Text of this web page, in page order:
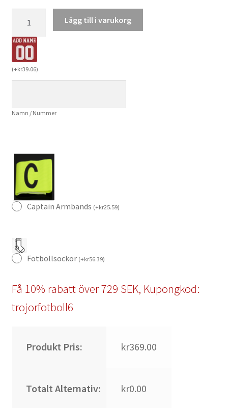
Barn
Hemmaställ
2025/26
–
med
Lägg till i varukorg
(+kr39.06)
Namn / Nummer
Captain Armbands (+kr25.59)
Fotbollsockor (+kr56.39)
Få 10% rabatt över 729 SEK, Kupongkod:
trojorfotboll6
Produkt Pris: kr369.00
Totalt Alternativ: kr0.00